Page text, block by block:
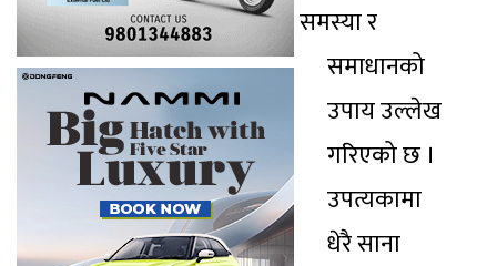
समस्या र
समाधानको
उपाय उल्लेख
गरिएको छ ।
उपत्यकामा
धेरै साना